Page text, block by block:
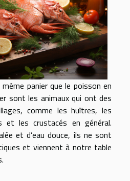
panier que le poisson en
sont les animaux qui ont des
comme les huîtres, les
et les crustacés en général.
et d’eau douce, ils ne sont
et viennent à notre table